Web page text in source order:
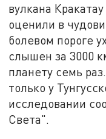
вулкана Кракатау
оценили в
болевом пороге
слышен за 3000
планету семь
только у
исследовании
Света".